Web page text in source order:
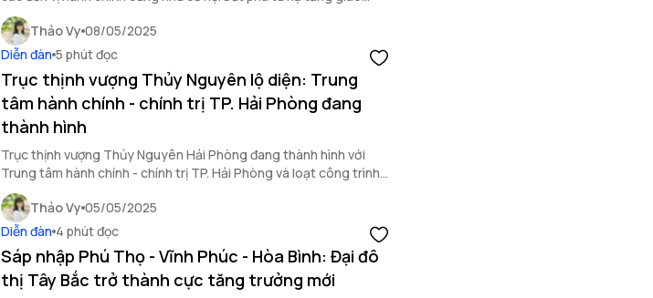
thông và các dự án nhà ở xã hội tại khu vực.
Thảo Vy 08/05/2025
Diễn đàn 5 phút đọc
Trục thịnh vượng Thủy Nguyên lộ diện: Trung
tâm hành chính - chính trị TP. Hải Phòng đang
thành hình
Trục thịnh vượng Thủy Nguyên Hải Phòng đang thành hình với
Trung tâm hành chính - chính trị TP. Hải Phòng và loạt công trình
trọng điểm, hạ tầng bứt phá.
Thảo Vy 05/05/2025
Diễn đàn 4 phút đọc
Sáp nhập Phú Thọ - Vĩnh Phúc - Hòa Bình: Đại đô
thị Tây Bắc trở thành cực tăng trưởng mới